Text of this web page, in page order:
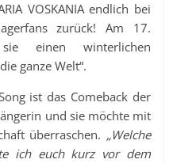
VOSKANIA endlich bei
zurück! Am 17.
einen winterlichen
ganze Welt“.
ist das Comeback der
und sie möchte mit
überraschen. „Welche
ich euch kurz vor dem